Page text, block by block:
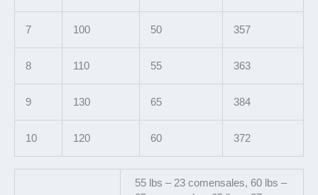
7 100 50 357
8 110 55 363
9 130 65 384
10 120 60 372
55 lbs – 23 comensales, 60 lbs –